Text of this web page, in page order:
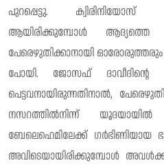
പുറപ്പെട്ടു. ക്വിരിനിയോസ്
ആയിരിക്കുമ്പോൾ
പേരെഴുതിക്കാനായി
പോയി. ജോസഫ് ദാവീദിൻ്റെ
പെട്ടവനായിരുന്നതിനാൽ,
നസറത്തിൽനിന്ന്
ബേലെഹെമിലേക്ക് ഗർഭിണിയായ
അവിടെയായിരിക്കുമ്പോൾ